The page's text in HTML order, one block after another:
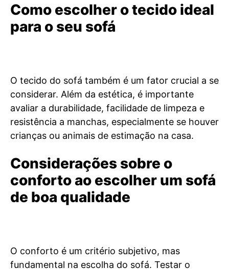
Como escolher o tecido ideal
para o seu sofá
O tecido do sofá também é um fator crucial a se
considerar. Além da estética, é importante
avaliar a durabilidade, facilidade de limpeza e
resistência a manchas, especialmente se houver
crianças ou animais de estimação na casa.
Considerações sobre o
conforto ao escolher um sofá
de boa qualidade
O conforto é um critério subjetivo, mas
fundamental na escolha do sofá. Testar o